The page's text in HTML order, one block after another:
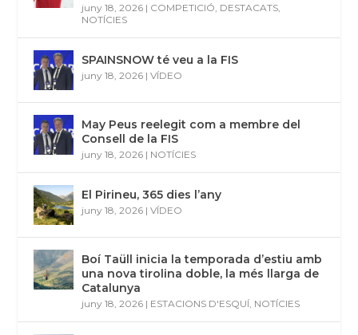
juny 18, 2026 | COMPETICIÓ DESTACATS
NOTÍCIES
SPAINSNOW té veu a la FIS
juny 18, 2026 |VÍDEO
May Peus reelegit com a membre del
Consell de la FIS
juny 18, 2026 | NOTÍCIES
El Pirineu, 365 dies l’any
juny 18, 2026 |VÍDEO
Boí Taüll inicia la temporada d’estiu amb
una nova tirolina doble, la més llarga de
Catalunya
juny 18, 2026 | ESTACIONS D'ESQUÍ NOTÍCIES